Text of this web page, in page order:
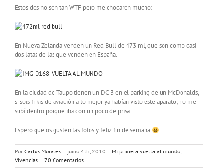
Estos dos no son tan WTF pero me chocaron mucho:
En Nueva Zelanda venden un Red Bull de 473 ml, que son como casi
dos latas de las que venden en España.
En la ciudad de Taupo tienen un DC-3 en el parking de un McDonalds,
si sois frikis de aviación a lo mejor ya habían visto este aparato; no me
subí dentro porque iba con un poco de prisa.
Espero que os gusten las fotos y feliz fin de semana
Por Carlos Morales | junio 4th, 2010 | Mi primera vuelta al mundo,
Vivencias | 70 Comentarios